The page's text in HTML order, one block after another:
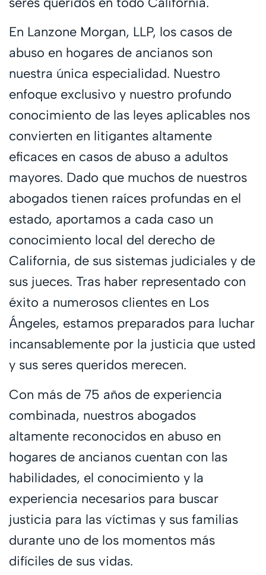
En Lanzone Morgan, LLP, los casos de
abuso en hogares de ancianos son
nuestra única especialidad. Nuestro
enfoque exclusivo y nuestro profundo
conocimiento de las leyes aplicables nos
convierten en litigantes altamente
eficaces en casos de abuso a adultos
mayores. Dado que muchos de nuestros
abogados tienen raíces profundas en el
estado, aportamos a cada caso un
conocimiento local del derecho de
California, de sus sistemas judiciales y de
sus jueces. Tras haber representado con
éxito a numerosos clientes en Los
Ángeles, estamos preparados para luchar
incansablemente por la justicia que usted
y sus seres queridos merecen.
Con más de 75 años de experiencia
combinada, nuestros abogados
altamente reconocidos en abuso en
hogares de ancianos cuentan con las
habilidades, el conocimiento y la
experiencia necesarios para buscar
justicia para las víctimas y sus familias
durante uno de los momentos más
difíciles de sus vidas.